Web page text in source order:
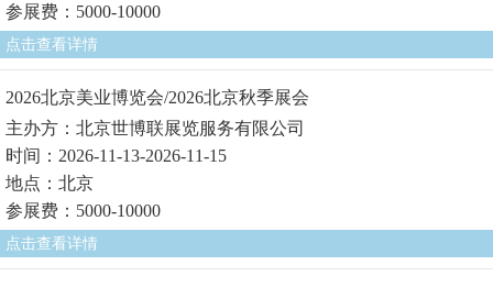
参展费：5000-10000
点击查看详情
2026北京美业博览会/2026北京秋季展会
主办方：北京世博联展览服务有限公司
时间：2026-11-13-2026-11-15
地点：北京
参展费：5000-10000
点击查看详情